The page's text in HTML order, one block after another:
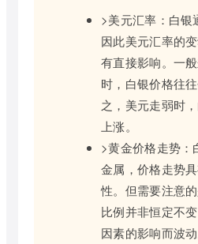
>美元汇率：白银
因此美元汇率的
有直接影响。一
时，白银价格往
之，美元走弱时
上涨。
>黄金价格走势：
金属，价格走势
性。但需要注意
比例并非恒定不
因素的影响而波动